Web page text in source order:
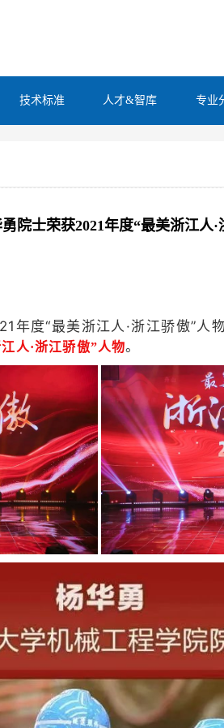
技术标准 人才&智库 专业
院士荣获2021年度“最美浙江人
年度“最美浙江人·浙江骄傲”人
人·浙江骄傲”人物。